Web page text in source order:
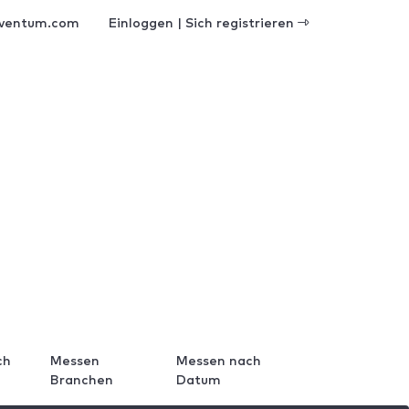
Einloggen | Sich registrieren
Messen
Branchen
Messen nach
Datum